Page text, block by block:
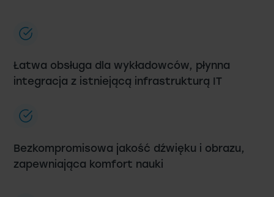
Łatwa obsługa dla wykładowców, płynna
integracja z istniejącą infrastrukturą IT
Bezkompromisowa jakość dźwięku i obrazu,
zapewniająca komfort nauki